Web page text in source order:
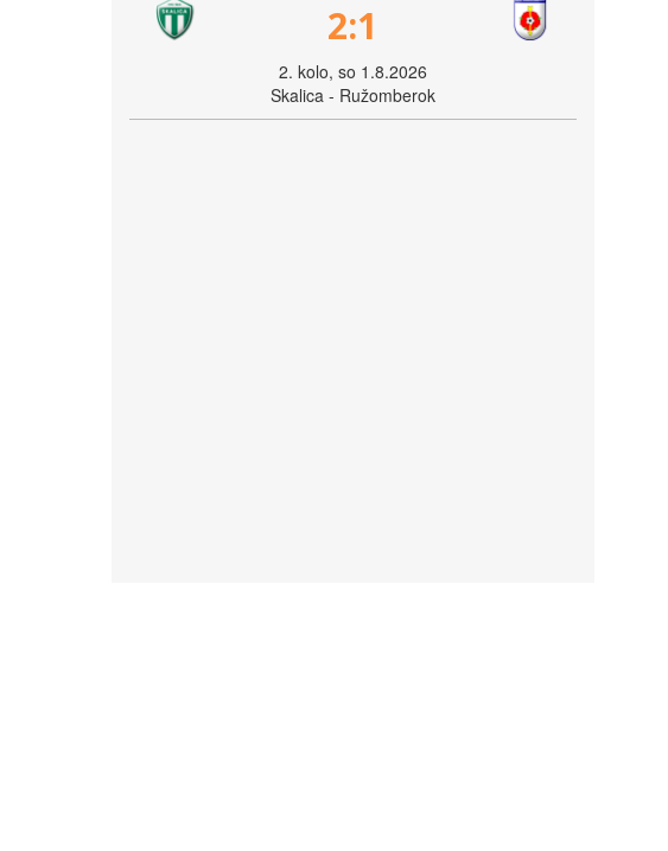
2:1
2. kolo, so 1.8.2026
Skalica - Ružomberok